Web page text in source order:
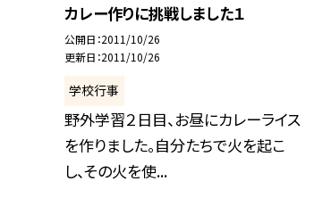
カレー作りに挑戦しました１
公開日 2011/10/26
更新日 2011/10/26
学校行事
野外学習２日目、お昼にカレーライス
を作りました。自分たちで火を起こ
し、その火を使...